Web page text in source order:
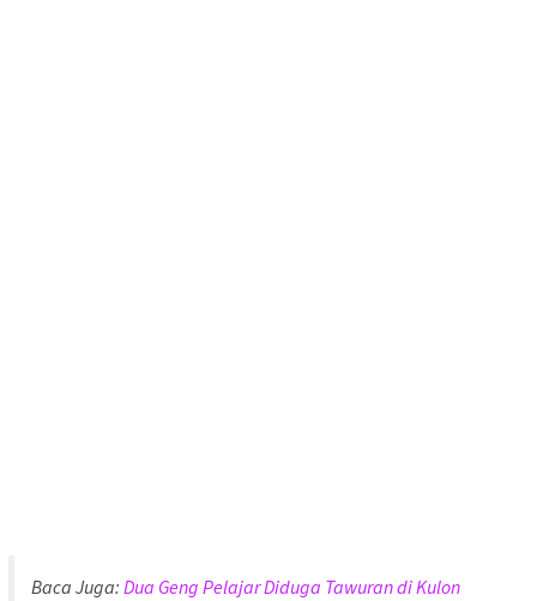
Baca Juga: Dua Geng Pelajar Diduga Tawuran di Kulon